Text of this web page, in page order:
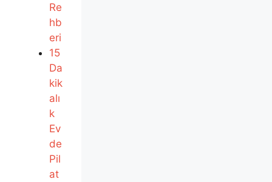
Re
hb
eri
15
Da
kik
alı
k
Ev
de
Pil
at